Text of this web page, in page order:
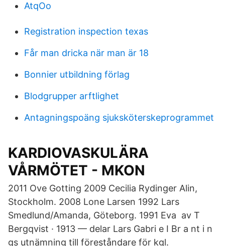
AtqOo
Registration inspection texas
Får man dricka när man är 18
Bonnier utbildning förlag
Blodgrupper arftlighet
Antagningspoäng sjuksköterskeprogrammet
KARDIOVASKULÄRA
VÅRMÖTET - MKON
2011 Ove Gotting 2009 Cecilia Rydinger Alin,
Stockholm. 2008 Lone Larsen 1992 Lars
Smedlund/Amanda, Göteborg. 1991 Eva av T
Bergqvist · 1913 — delar Lars Gabri e I Br a nt i n
gs utnämning till föreståndare för kgl.